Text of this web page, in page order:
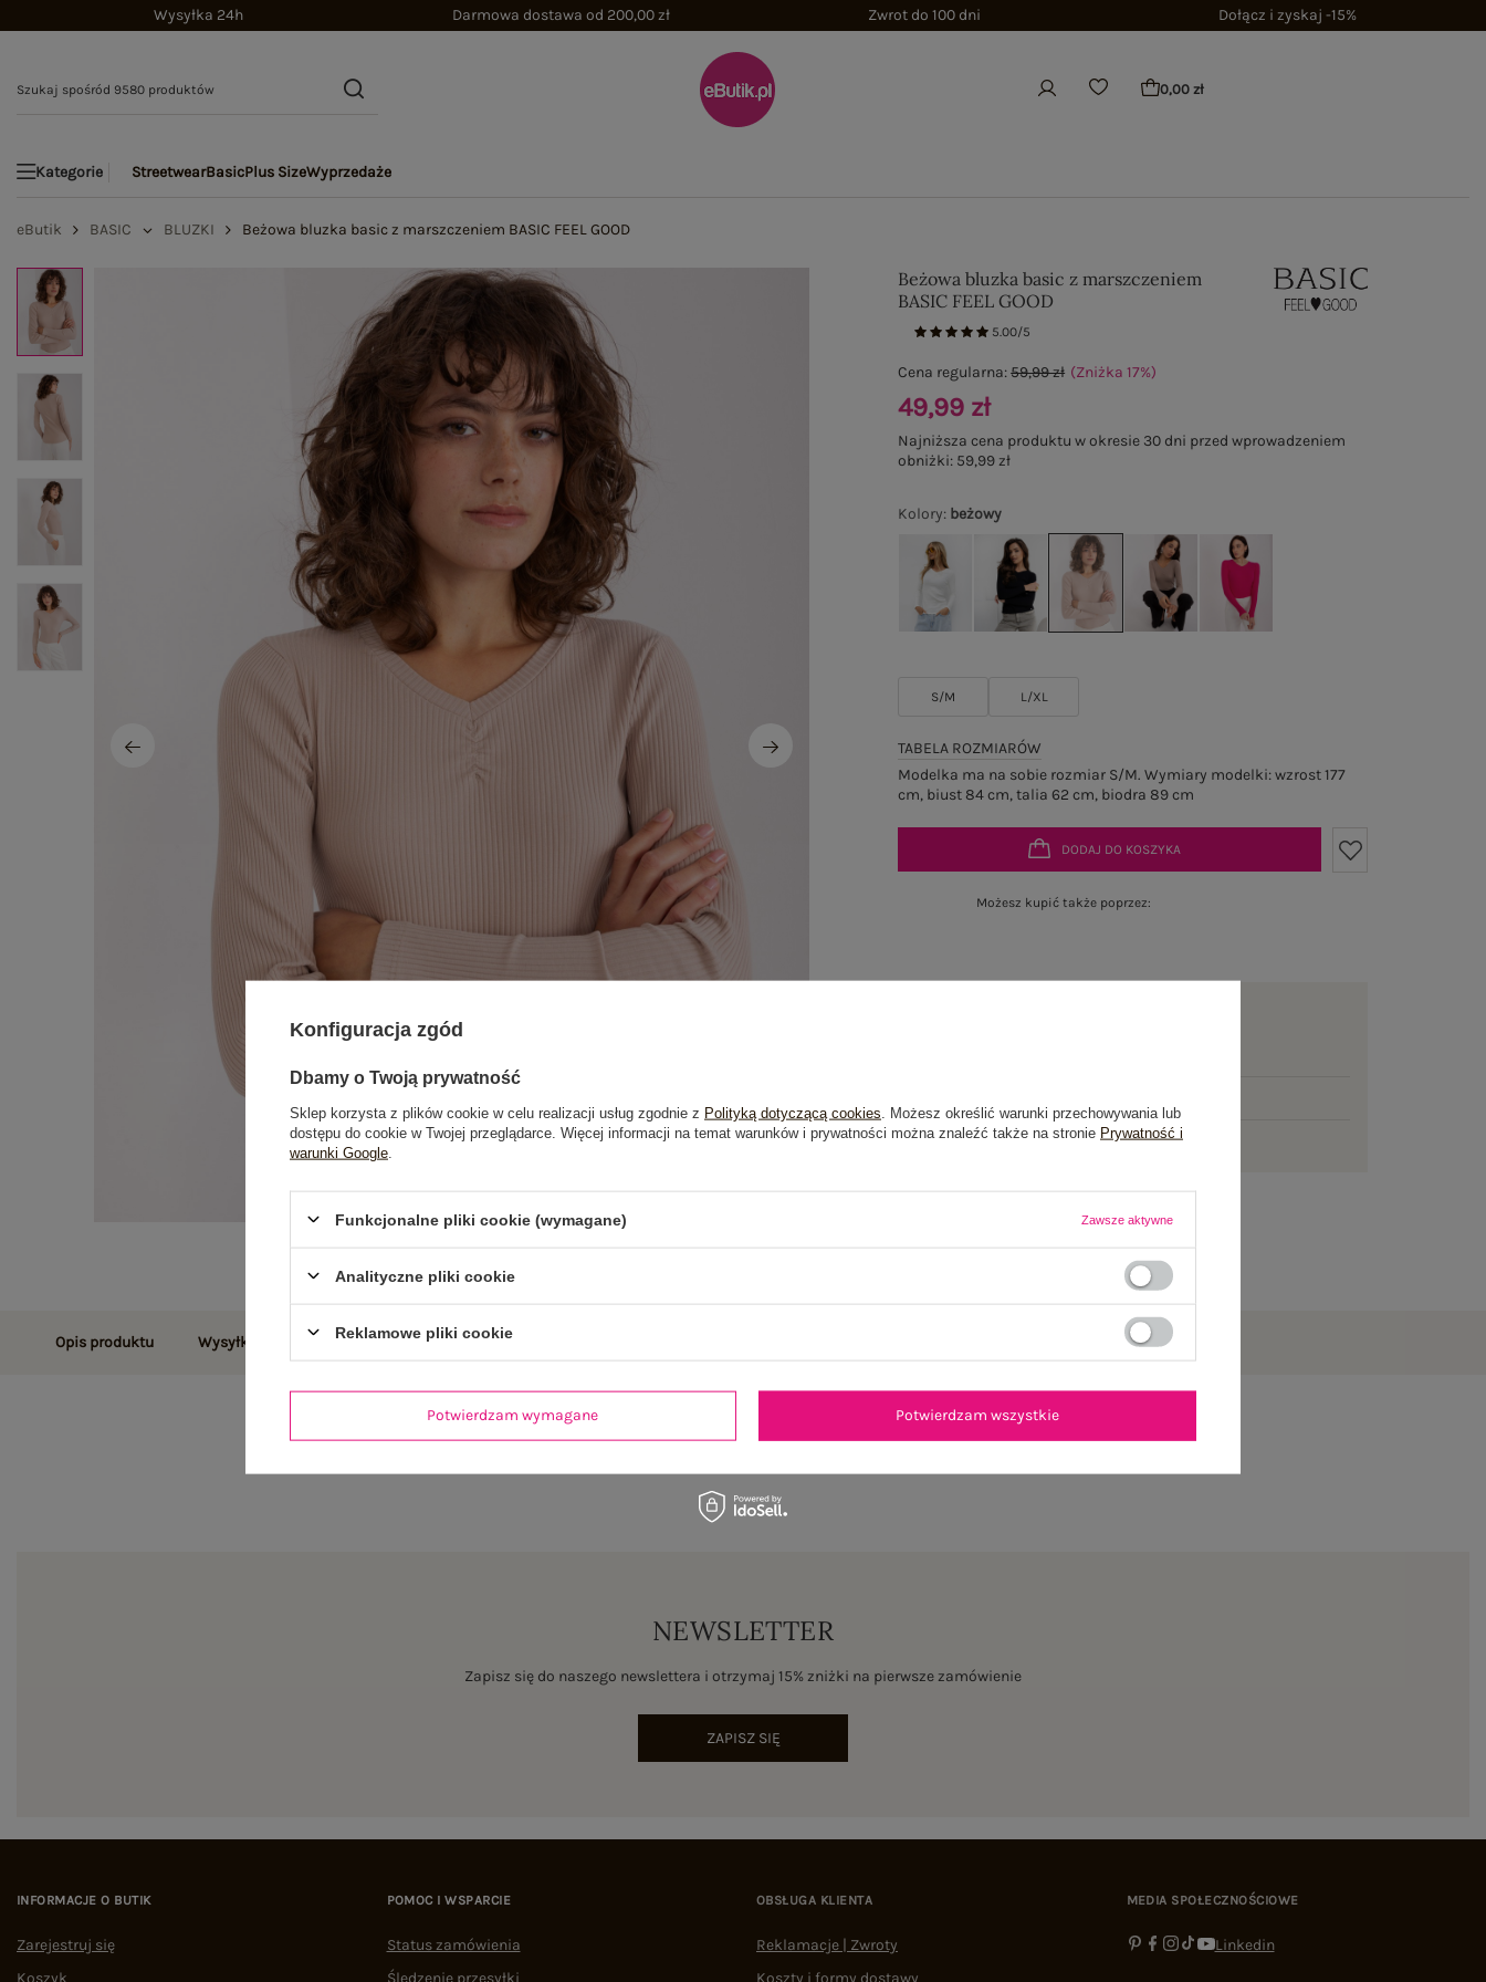
Wysyłka 24h Darmowa dostawa od 200,00 zł Zwrot do 100 dni Dołącz i zyskaj -15%
0,00 zł
Kategorie StreetwearBasicPlus SizeWyprzedaże
eButik BASIC BLUZKI Beżowa bluzka basic z marszczeniem BASIC FEEL GOOD
Beżowa bluzka basic z marszczeniem
BASIC FEEL GOOD
5.00/5
Kolory: beżowy
S/M L/XL
TABELA ROZMIARÓW
Modelka ma na sobie rozmiar S/M. Wymiary modelki: wzrost 177
cm, biust 84 cm, talia 62 cm, biodra 89 cm
Cena regularna:59,99 zł (Zniżka17%)
49,99 zł
Najniższa cena produktu w okresie 30 dni przed wprowadzeniem
obniżki: 59,99 zł
DODAJ DO KOSZYKA
Możesz kupić także poprzez:
100 dni na zwrot
Opis produktu Wysyłka i dostawa Zwroty i reklamacje
NEWSLETTER
Zapisz się do naszego newslettera i otrzymaj 15% zniżki na pierwsze zamówienie
ZAPISZ SIĘ
INFORMACJE O BUTIK
Zarejestruj się
Koszyk
POMOC I WSPARCIE
Status zamówienia
Śledzenie przesyłki
OBSŁUGA KLIENTA
Reklamacje | Zwroty
Koszty i formy dostawy
MEDIA SPOŁECZNOŚCIOWE
Linkedin
Konfiguracja zgód
Dbamy o Twoją prywatność
Sklep korzysta z plików cookie w celu realizacji usług zgodnie z Polityką dotyczącą cookies . Możesz określić warunki przechowywania lub
dostępu do cookie w Twojej przeglądarce. Więcej informacji na temat warunków i prywatności można znaleźć także na stronie Prywatność i
warunki Google
Funkcjonalne pliki cookie (wymagane) Zawsze aktywne
Analityczne pliki cookie
Reklamowe pliki cookie
Potwierdzam wymagane Potwierdzam wszystkie